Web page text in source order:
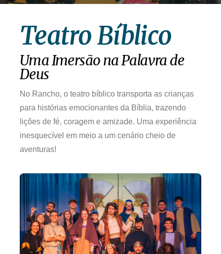
Teatro Bíblico
Uma Imersão na Palavra de
Deus
No Rancho, o teatro bíblico transporta as crianças
para histórias emocionantes da Bíblia, trazendo
lições de fé, coragem e amizade. Uma experiência
inesquecível em meio a um cenário cheio de
aventuras!